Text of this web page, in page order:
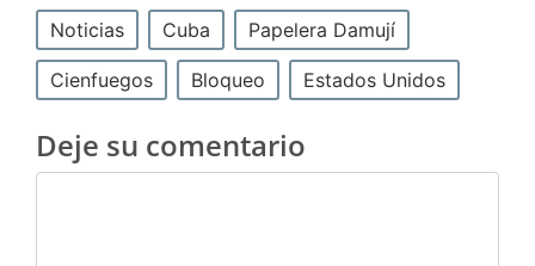
Noticias Cuba Papelera Damují
Cienfuegos Bloqueo Estados Unidos
Deje su comentario